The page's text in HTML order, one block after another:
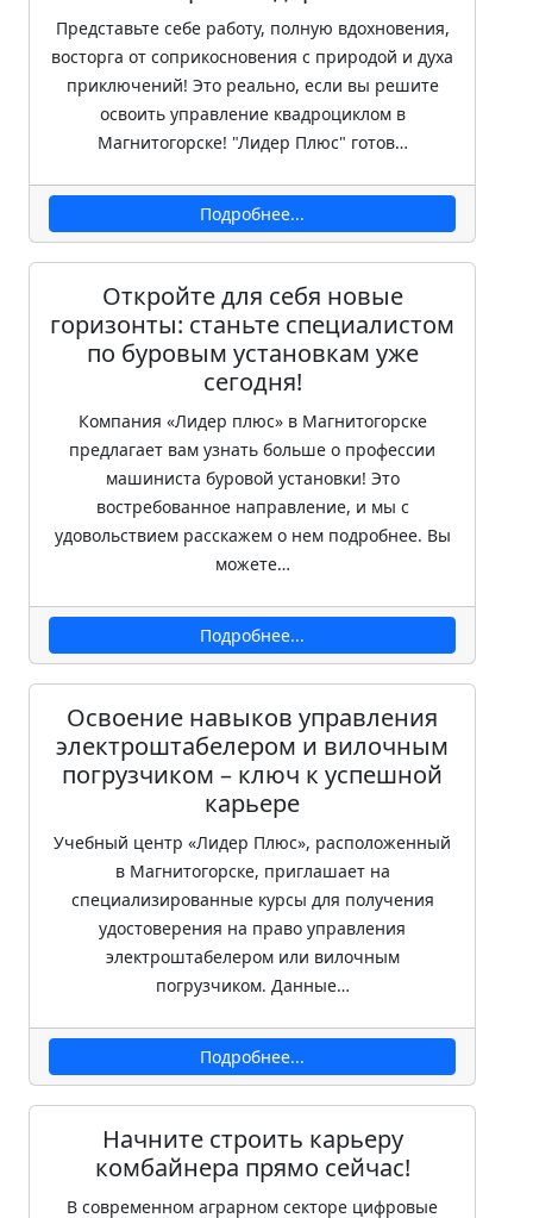
Представьте себе работу, полную вдохновения,
восторга от соприкосновения с природой и духа
приключений! Это реально, если вы решите
освоить управление квадроциклом в
Магнитогорске! "Лидер Плюс" готов…
Подробнее...
Откройте для себя новые
горизонты: станьте специалистом
по буровым установкам уже
сегодня!
Компания «Лидер плюс» в Магнитогорске
предлагает вам узнать больше о профессии
машиниста буровой установки! Это
востребованное направление, и мы с
удовольствием расскажем о нем подробнее. Вы
можете…
Подробнее...
Освоение навыков управления
электроштабелером и вилочным
погрузчиком – ключ к успешной
карьере
Учебный центр «Лидер Плюс», расположенный
в Магнитогорске, приглашает на
специализированные курсы для получения
удостоверения на право управления
электроштабелером или вилочным
погрузчиком. Данные…
Подробнее...
Начните строить карьеру
комбайнера прямо сейчас!
В современном аграрном секторе цифровые